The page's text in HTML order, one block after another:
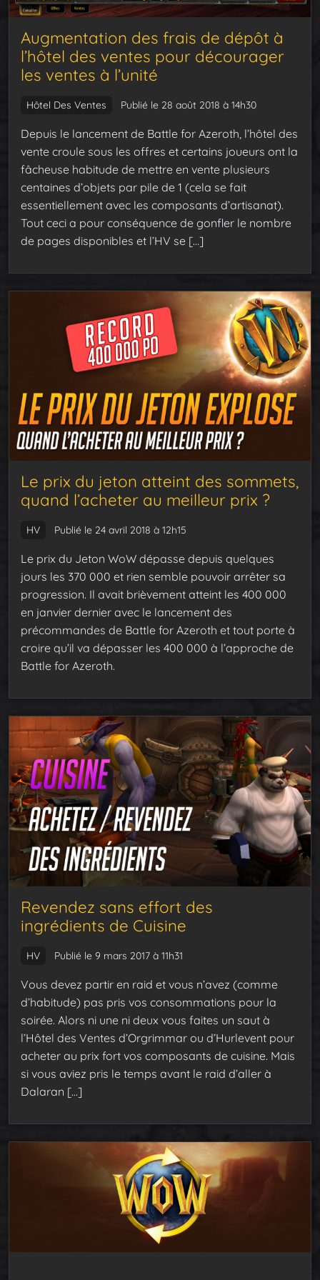
Augmentation des frais de dépôt à
l’hôtel des ventes pour décourager
les ventes à l’unité
Hôtel Des Ventes Publié le 28 août 2018 à 14h30
Depuis le lancement de Battle for Azeroth, l’hôtel des
vente croule sous les offres et certains joueurs ont la
fâcheuse habitude de mettre en vente plusieurs
centaines d’objets par pile de 1 (cela se fait
essentiellement avec les composants d’artisanat).
Tout ceci a pour conséquence de gonfler le nombre
de pages disponibles et l’HV se […]
Le prix du jeton atteint des sommets,
quand l’acheter au meilleur prix ?
HV Publié le 24 avril 2018 à 12h15
Le prix du Jeton WoW dépasse depuis quelques
jours les 370 000 et rien semble pouvoir arrêter sa
progression. Il avait brièvement atteint les 400 000
en janvier dernier avec le lancement des
précommandes de Battle for Azeroth et tout porte à
croire qu’il va dépasser les 400 000 à l’approche de
Battle for Azeroth.
Revendez sans effort des
ingrédients de Cuisine
HV Publié le 9 mars 2017 à 11h31
Vous devez partir en raid et vous n’avez (comme
d’habitude) pas pris vos consommations pour la
soirée. Alors ni une ni deux vous faites un saut à
l’Hôtel des Ventes d’Orgrimmar ou d’Hurlevent pour
acheter au prix fort vos composants de cuisine. Mais
si vous aviez pris le temps avant le raid d’aller à
Dalaran […]